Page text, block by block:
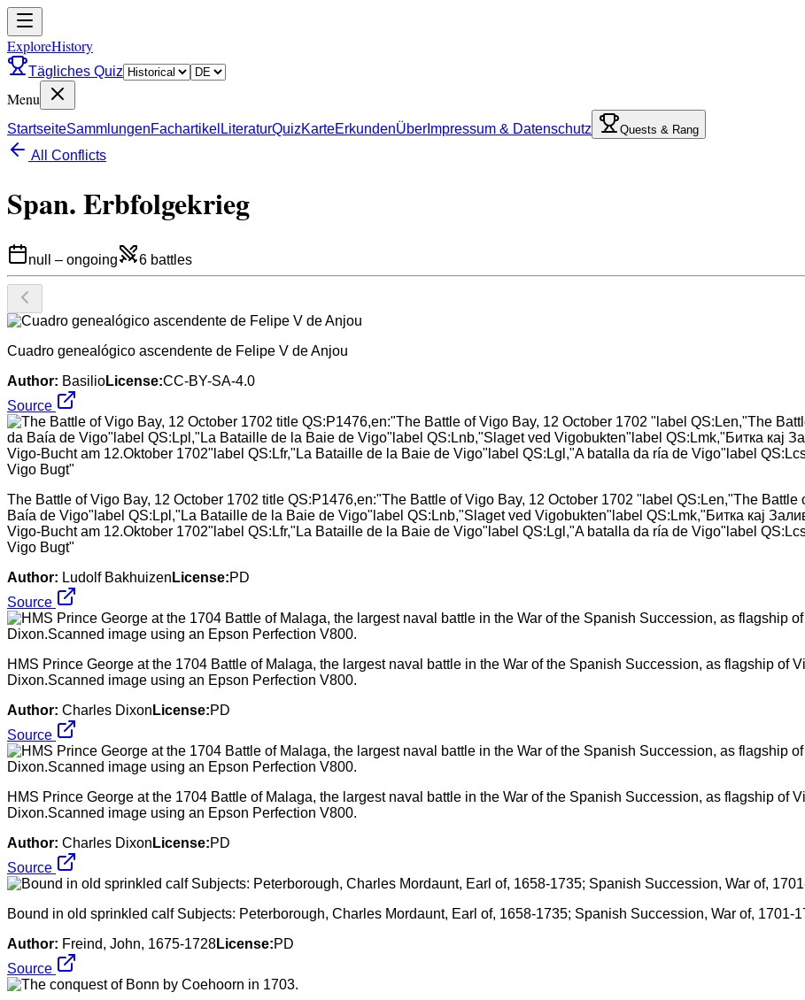
ExploreHistory
Tägliches Quiz
Menu
StartseiteSammlungenFachartikel LiteraturQuizKarteErkundenÜber Impressum & Datenschutz Quests & Rang
All Conflicts
Span. Erbfolgekrieg
null – ongoing 6 battles
Cuadro genealógico ascendente de Felipe V de Anjou
Author: BasilioLicense:CC-BY-SA-4.0
Source
The Battle of Vigo Bay, 12 October 1702 title QS:P1476,en:"The Battle of Vigo Bay, 12 October 1702 "label QS:Len,"The
Baía de Vigo"label QS:Lpl,"La Bataille de la Baie de Vigo"label QS:Lnb,"Slaget ved Vigobukten"label QS:Lmk,"Битка кај
Vigo-Bucht am 12.Oktober 1702"label QS:Lfr,"La Bataille de la Baie de Vigo"label QS:Lgl,"A batalla da ría de Vigo"label
Vigo Bugt"
Author: Ludolf Bakhuizen License:PD
Source
HMS Prince George at the 1704 Battle of Malaga, the largest naval battle in the War of the Spanish Succession, as flagship of
Dixon.Scanned image using an Epson Perfection V800.
Author: Charles Dixon License:PD
Source
HMS Prince George at the 1704 Battle of Malaga, the largest naval battle in the War of the Spanish Succession, as flagship of
Dixon.Scanned image using an Epson Perfection V800.
Author: Charles Dixon License:PD
Source
Bound in old sprinkled calf Subjects: Peterborough, Charles Mordaunt, Earl of, 1658-1735; Spanish Succession, War of, 1701-
Author: Freind, John, 1675-1728License:PD
Source